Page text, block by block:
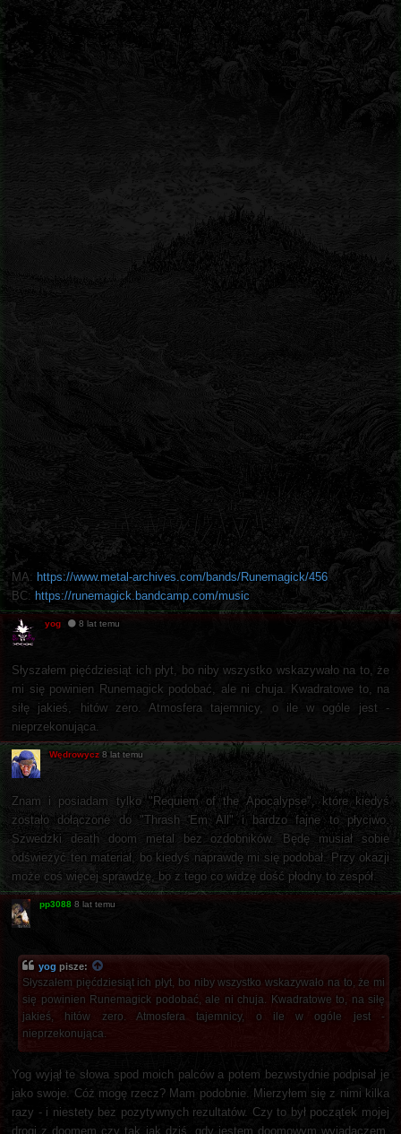
MA: https://www.metal-archives.com/bands/Runemagick/456
BC: https://runemagick.bandcamp.com/music
yog 8 lat temu
Słyszałem pięćdziesiąt ich płyt, bo niby wszystko wskazywało na to, że
mi się powinien Runemagick podobać, ale ni chuja. Kwadratowe to, na
siłę jakieś, hitów zero. Atmosfera tajemnicy, o ile w ogóle jest -
nieprzekonująca.
Wędrowycz 8 lat temu
Znam i posiadam tylko "Requiem of the Apocalypse", które kiedyś
zostało dołączone do "Thrash 'Em All" i bardzo fajne to płyciwo.
Szwedzki death doom metal bez ozdobników. Będę musiał sobie
odświeżyć ten materiał, bo kiedyś naprawdę mi się podobał. Przy okazji
może coś więcej sprawdzę, bo z tego co widzę dość płodny to zespół.
pp3088 8 lat temu
yog pisze:
Słyszałem pięćdziesiąt ich płyt, bo niby wszystko wskazywało na to, że mi
się powinien Runemagick podobać, ale ni chuja. Kwadratowe to, na siłę
jakieś, hitów zero. Atmosfera tajemnicy, o ile w ogóle jest -
nieprzekonująca.
Yog wyjął te słowa spod moich palców a potem bezwstydnie podpisał je
jako swoje. Cóż mogę rzecz? Mam podobnie. Mierzyłem się z nimi kilka
razy - i niestety bez pozytywnych rezultatów. Czy to był początek mojej
drogi z doomem czy tak jak dziś, gdy jestem doomowym wyjadaczem,